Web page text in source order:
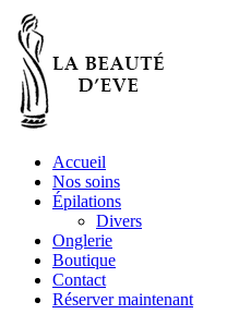
Accueil
Nos soins
Épilations
Divers
Onglerie
Boutique
Contact
Réserver maintenant